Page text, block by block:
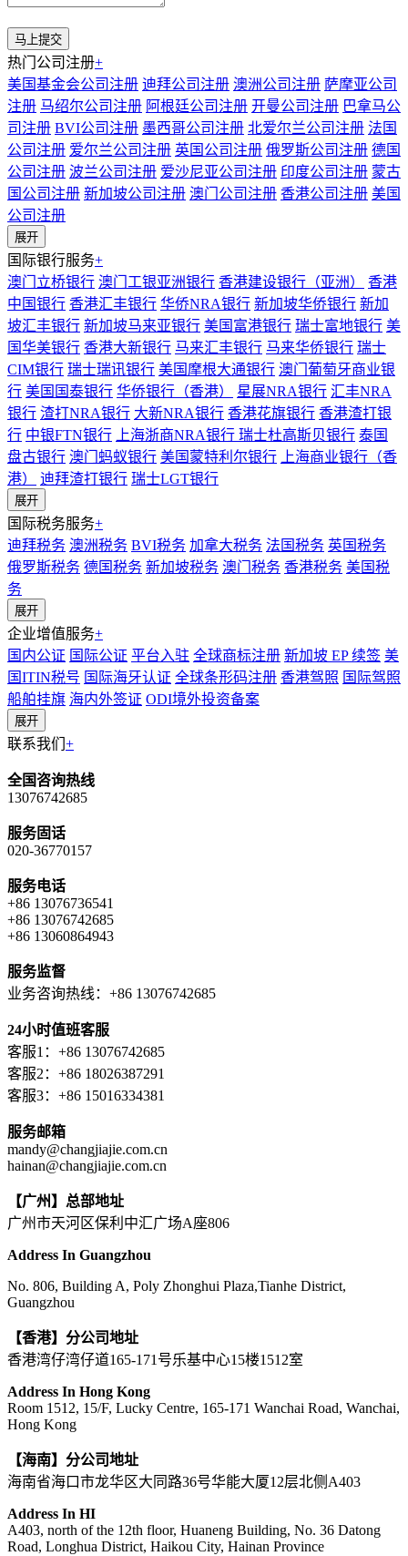
热门公司注册+
美国基金会公司注册 迪拜公司注册 澳洲公司注册 萨摩亚公司
注册 马绍尔公司注册 阿根廷公司注册 开曼公司注册 巴拿马公
司注册 BVI公司注册 墨西哥公司注册 北爱尔兰公司注册 法国
公司注册 爱尔兰公司注册 英国公司注册 俄罗斯公司注册 德国
公司注册 波兰公司注册 爱沙尼亚公司注册 印度公司注册 蒙古
国公司注册 新加坡公司注册 澳门公司注册 香港公司注册 美国
公司注册
展开
国际银行服务+
澳门立桥银行 澳门工银亚洲银行 香港建设银行（亚洲）
香港
中国银行 香港汇丰银行 华侨NRA银行 新加坡华侨银行 新加
坡汇丰银行 新加坡马来亚银行 美国富港银行 瑞士富地银行 美
国华美银行 香港大新银行 马来汇丰银行 马来华侨银行 瑞士
CIM银行 瑞士瑞讯银行 美国摩根大通银行 澳门葡萄牙商业银
行 美国国泰银行 华侨银行（香港） 星展NRA银行 汇丰NRA
银行 渣打NRA银行 大新NRA银行 香港花旗银行 香港渣打银
行 中银FTN银行 上海浙商NRA银行 瑞士杜高斯贝银行 泰国
盘古银行 澳门蚂蚁银行 美国蒙特利尔银行
上海商业银行（香
港）
迪拜渣打银行 瑞士LGT银行
展开
国际税务服务+
迪拜税务 澳洲税务 BVI税务 加拿大税务 法国税务 英国税务
俄罗斯税务 德国税务 新加坡税务 澳门税务 香港税务 美国税
务
展开
企业增值服务+
国内公证 国际公证 平台入驻 全球商标注册 新加坡 EP 续签 美
国ITIN税号 国际海牙认证 全球条形码注册 香港驾照 国际驾照
船舶挂旗 海内外签证 ODI境外投资备案
展开
联系我们 +
全国咨询热线
13076742685
服务固话
020-36770157
服务电话
+86 13076736541
+86 13076742685
+86 13060864943
服务监督
业务咨询热线：+86 13076742685
24小时值班客服
客服1：+86 13076742685
客服2：+86 18026387291
客服3：+86 15016334381
服务邮箱
mandy@changjiajie.com.cn
hainan@changjiajie.com.cn
【广州】总部地址
广州市天河区保利中汇广场A座806
Address In Guangzhou
No. 806, Building A, Poly Zhonghui Plaza,Tianhe District,
Guangzhou
【香港】分公司地址
香港湾仔湾仔道165-171号乐基中心15楼1512室
Address In Hong Kong
Room 1512, 15/F, Lucky Centre, 165-171 Wanchai Road, Wanchai,
Hong Kong
【海南】分公司地址
海南省海口市龙华区大同路36号华能大厦12层北侧A403
Address In HI
A403, north of the 12th floor, Huaneng Building, No. 36 Datong
Road, Longhua District, Haikou City, Hainan Province